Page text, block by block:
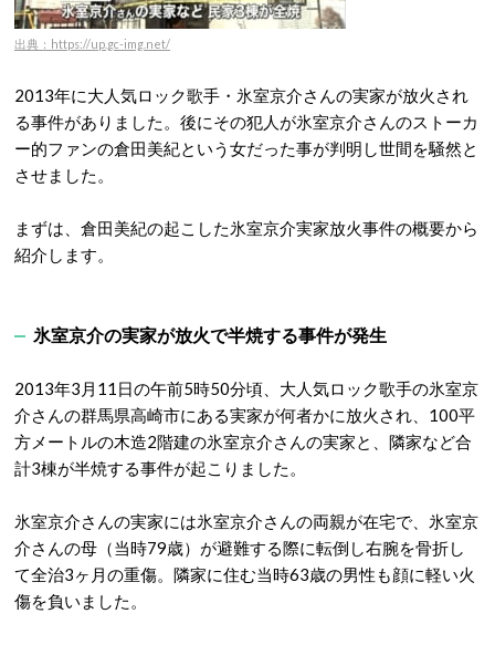
出典：https://up.gc-img.net/
2013年に大人気ロック歌手・氷室京介さんの実家が放火され
る事件がありました。後にその犯人が氷室京介さんのストーカ
ー的ファンの倉田美紀という女だった事が判明し世間を騒然と
させました。
まずは、倉田美紀の起こした氷室京介実家放火事件の概要から
紹介します。
氷室京介の実家が放火で半焼する事件が発生
2013年3月11日の午前5時50分頃、大人気ロック歌手の氷室京
介さんの群馬県高崎市にある実家が何者かに放火され、100平
方メートルの木造2階建の氷室京介さんの実家と、隣家など合
計3棟が半焼する事件が起こりました。
氷室京介さんの実家には氷室京介さんの両親が在宅で、氷室京
介さんの母（当時79歳）が避難する際に転倒し右腕を骨折し
て全治3ヶ月の重傷。隣家に住む当時63歳の男性も顔に軽い火
傷を負いました。